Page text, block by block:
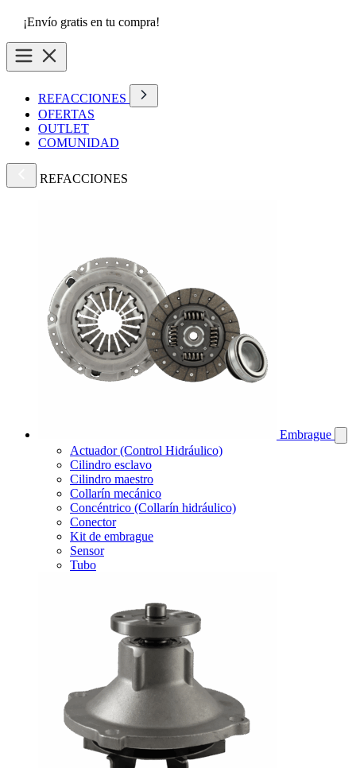
¡Envío gratis en tu compra!
REFACCIONES
OFERTAS
OUTLET
COMUNIDAD
REFACCIONES
Embrague
Actuador (Control Hidráulico)
Cilindro esclavo
Cilindro maestro
Collarín mecánico
Concéntrico (Collarín hidráulico)
Conector
Kit de embrague
Sensor
Tubo